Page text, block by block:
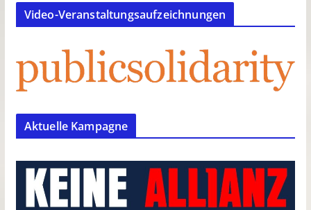
Video-Veranstaltungsaufzeichnungen
Aktuelle Kampagne